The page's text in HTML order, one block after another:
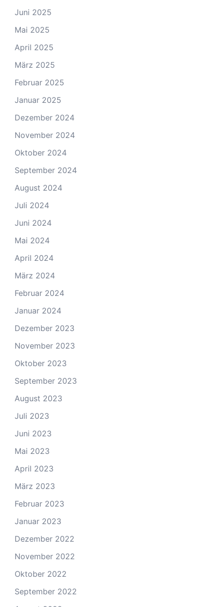
Juni 2025
Mai 2025
April 2025
März 2025
Februar 2025
Januar 2025
Dezember 2024
November 2024
Oktober 2024
September 2024
August 2024
Juli 2024
Juni 2024
Mai 2024
April 2024
März 2024
Februar 2024
Januar 2024
Dezember 2023
November 2023
Oktober 2023
September 2023
August 2023
Juli 2023
Juni 2023
Mai 2023
April 2023
März 2023
Februar 2023
Januar 2023
Dezember 2022
November 2022
Oktober 2022
September 2022